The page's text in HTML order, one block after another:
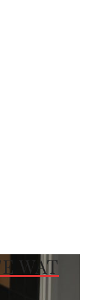
WAT